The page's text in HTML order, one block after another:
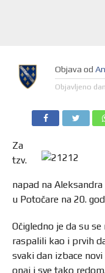
Objava od
Objavljeno
Za
tzv.
napad na
u Potočare na 20.
Očigledno je da su
raspalili kao i prvih
svaki dan izbace
onaj i sve tako